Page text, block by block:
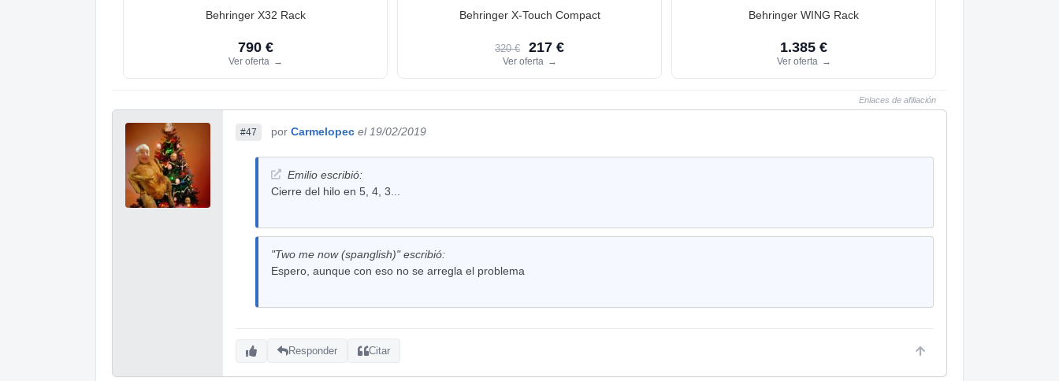
Behringer X32 Rack
790 €
Ver oferta →
Behringer X-Touch Compact
320 € 217 €
Ver oferta →
Behringer WING Rack
1.385 €
Ver oferta →
Enlaces de afiliación
#47 por Carmelopec el 19/02/2019
Emilio escribió:
Cierre del hilo en 5, 4, 3...
"Two me now (spanglish)" escribió:
Espero, aunque con eso no se arregla el problema
Responder Citar